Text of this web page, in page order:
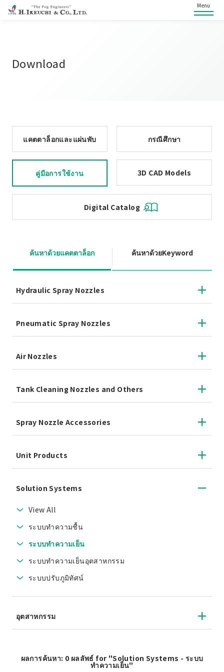
Menu
Download
แคตตาล็อกและแผ่นพับ กรณีศึกษา
คู่มือการใช้งาน 3D CAD Models
Digital Catalog
ค้นหาด้วยแคตตาล็อก ค้นหาด้วยKeyword
Hydraulic Spray Nozzles
Pneumatic Spray Nozzles
Air Nozzles
Tank Cleaning Nozzles and Others
Spray Nozzle Accessories
Unit Products
Solution Systems
View All
ระบบทำความชื้น
ระบบทำความเย็น
ระบบทำความเย็นอุตสาหกรรม
ระบบปรับภูมิทัศน์
อุตสาหกรรม
ผลการค้นหา: 0 ผลลัพธ์ for "Solution Systems - ระบบ
ทำความเย็น"